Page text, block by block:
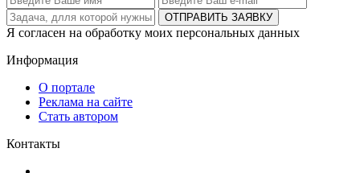
ОТПРАВИТЬ ЗАЯВКУ
Я согласен на обработку моих персональных данных
Информация
О портале
Реклама на сайте
Стать автором
Контакты